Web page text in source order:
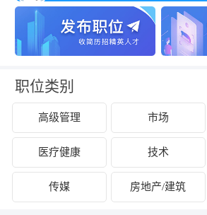
服务机构年度报告结果
关于拟拨付2025年2月
持参保职工提升职业技
关于征集2025年“好年华
期社会实践岗位的通知
关于2024年度福清市民
检年报情况的公示
关于拟拨付我市2025年
职位类别
高级管理 市场
医疗健康 技术
传媒 房地产/建筑